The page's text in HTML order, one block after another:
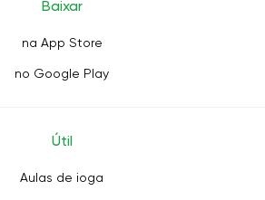
Baixar
na App Store
no Google Play
Útil
Aulas de ioga